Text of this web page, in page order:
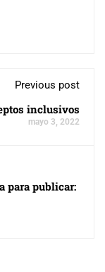
Previous post
inclusivos
mayo 3, 2022
para publicar: